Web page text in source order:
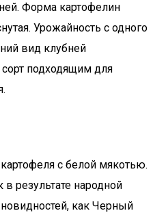
Форма картофелин
Урожайность с одного
вид клубней
подходящим для
с белой мякотью.
результате народной
как Черный